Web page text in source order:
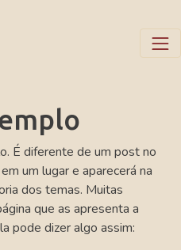
É diferente de um post no
um lugar e aparecerá na
dos temas. Muitas
que as apresenta a
pode dizer algo assim: